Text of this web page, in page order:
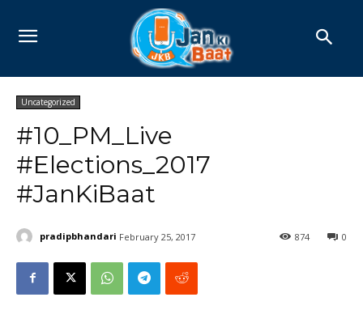
Uncategorized
#10_PM_Live
#Elections_2017
#JanKiBaat
pradipbhandari February 25, 2017 0
874